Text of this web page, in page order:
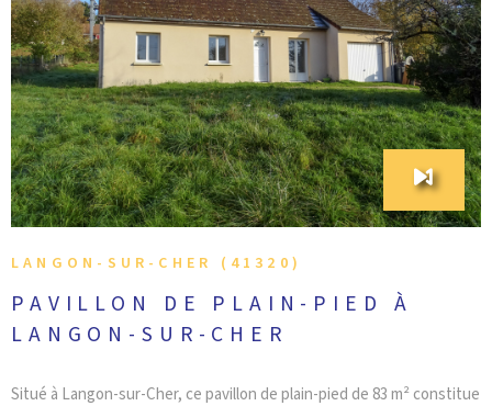
LANGON-SUR-CHER (41320)
PAVILLON DE PLAIN-PIED À
LANGON-SUR-CHER
Situé à Langon-sur-Cher, ce pavillon de plain-pied de 83 m² constitue
VOIR LE BIEN